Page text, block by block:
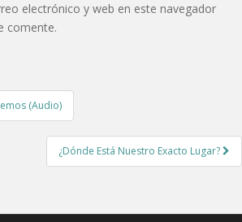
electrónico y web en este navegador
comente.
(Audio)
¿Dónde Está Nuestro Exacto Lugar?